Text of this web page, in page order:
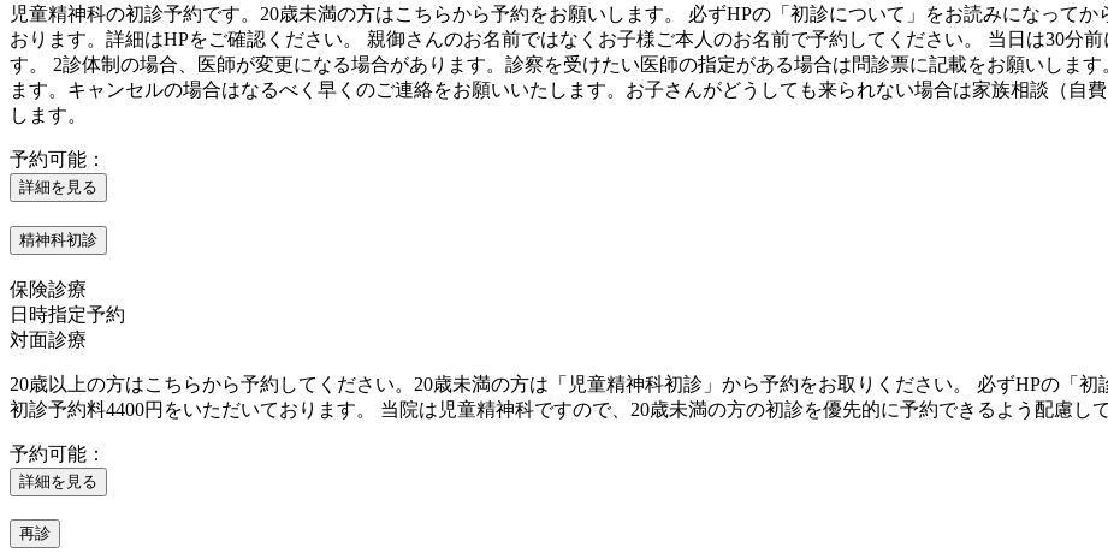
児童精神科の初診予約です。20歳未満の方はこちらから予約をお願いします。 必ずHPの「初診について」をお読みになって
おります。詳細はHPをご確認ください。 親御さんのお名前ではなくお子様ご本人のお名前で予約してください。 当日は30分
す。 2診体制の場合、医師が変更になる場合があります。診察を受けたい医師の指定がある場合は問診票に記載をお願いしま
ます。キャンセルの場合はなるべく早くのご連絡をお願いいたします。お子さんがどうしても来られない場合は家族相談（自
します。
予約可能：
詳細を見る
精神科初診
保険診療
日時指定予約
対面診療
20歳以上の方はこちらから予約してください。20歳未満の方は「児童精神科初診」から予約をお取りください。 必ずHPの「
初診予約料4400円をいただいております。 当院は児童精神科ですので、20歳未満の方の初診を優先的に予約できるよう配慮し
予約可能：
詳細を見る
再診